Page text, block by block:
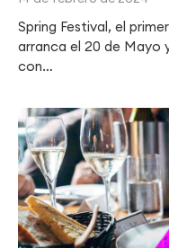
Spring Festival, el
arranca el 20 de Mayo
con…